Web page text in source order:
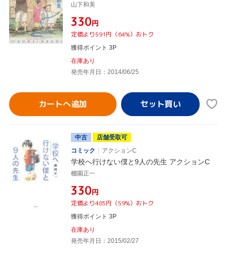
山下和美
¥330円
定価より591円（64%）おトク
獲得ポイント 3P
在庫あり
発売年月日：2014/06/25
カートへ追加
中古
店舗受取可
コミック
アクションC
学校へ行けない僕と9人の先生 アクションC
棚園正一
¥330円
定価より485円（59%）おトク
獲得ポイント 3P
在庫あり
発売年月日：2015/02/27